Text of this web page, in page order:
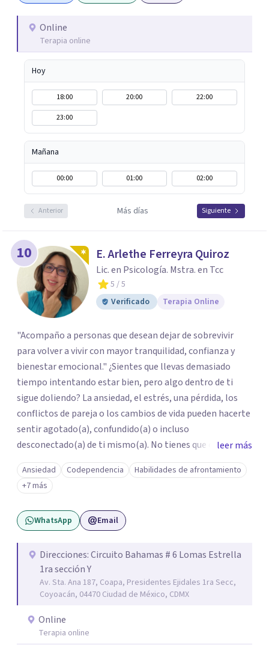
Online
Terapia online
Hoy
18:00 20:00
22:00
23:00
Mañana
00:00 01:00 02:00
Anterior Más días Siguiente
10 E. Arlethe Ferreyra Quiroz
Lic. en Psicología. Mstra. en Tcc
5 / 5
Verificado
Terapia Online
"Acompaño a personas que desean dejar de sobrevivir
para volver a vivir con mayor tranquilidad, confianza y
bienestar emocional." ¿Sientes que llevas demasiado
tiempo intentando estar bien, pero algo dentro de ti
sigue doliendo? La ansiedad, el estrés, una pérdida, los
conflictos de pareja o los cambios de vida pueden hacerte
sentir agotado(a), confundido(a) o incluso
desconectado(a) de ti mismo(a). No tienes que enfrentar
este proceso en soledad. Te ofrezco un espacio seguro,
libre de juicios y basado en la empatía, el respeto y la
confidencialidad, donde juntos comprenderemos qué está
ocurriendo y trabajaremos con herramientas respaldadas
por la evidencia para ayudarte a recuperar tu bienestar.
parejas que desean superar la ansiedad, la depresión, el
estrés, los duelos, fortalecer su autoestima, establecer
límites saludables, mejorar sus relaciones y afrontar los
desafíos de la vida con mayor seguridad y equilibrio. Será
un privilegio acompañarte en este camino hacia una vida
con mayor bienestar y tranquilidad.
leer más
Ansiedad Codependencia
Habilidades de afrontamiento
+7 más
WhatsApp Email
Direcciones: Circuito Bahamas # 6 Lomas Estrella
1ra sección Y
Av. Sta. Ana 187, Coapa, Presidentes Ejidales 1ra Secc,
Coyoacán, 04470 Ciudad de México, CDMX
Online
Terapia online